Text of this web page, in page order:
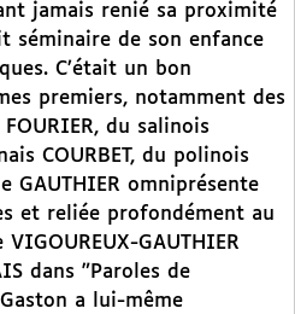
jamais renié sa proximité
séminaire de son enfance
C’était un bon
premiers, notamment des
du salinois
COURBET, du polinois
GAUTHIER omniprésente
et reliée profondément au
GAUTHIER
dans "Paroles de
a lui-même